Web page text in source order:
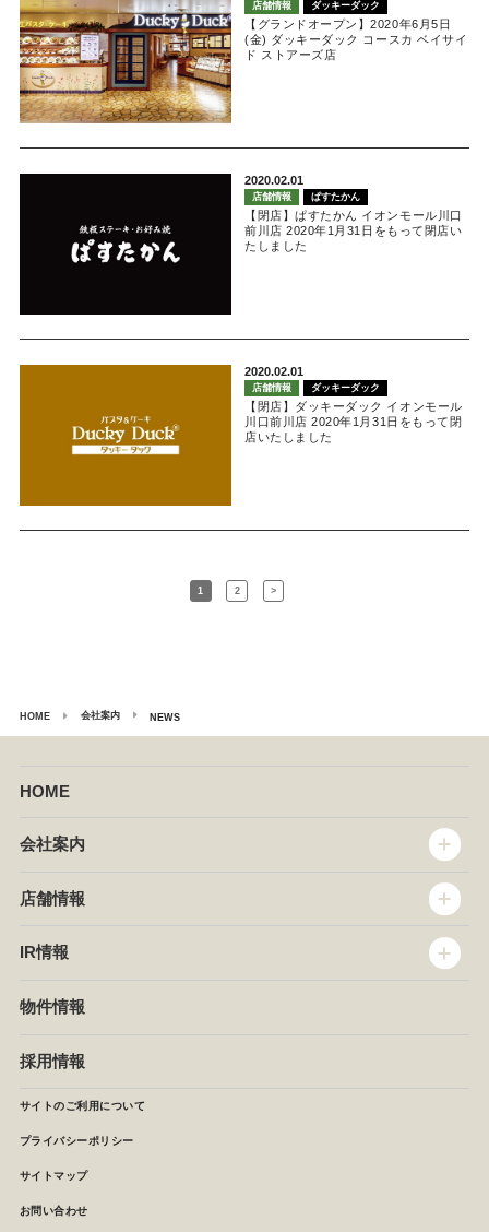
店舗情報 ダッキーダック
【グランドオープン】2020年6月5日
(金) ダッキーダック コースカ ベイサイ
ド ストアーズ店
2020.02.01
店舗情報 ぱすたかん
【閉店】ぱすたかん イオンモール川口
前川店 2020年1月31日をもって閉店い
たしました
2020.02.01
店舗情報 ダッキーダック
【閉店】ダッキーダック イオンモール
川口前川店 2020年1月31日をもって閉
店いたしました
1 2 >
HOME 会社案内 NEWS
HOME
会社案内
企業情報
セントラルキッチン
NEWS
店舗情報
椿屋珈琲
イタリアンダイニングDONA
店舗検索
IR情報
IRニュース
月次報告
決算短信
株主の皆様へ
よくあるご質問 (株主優待制度)
物件情報
採用情報
サイトのご利用について
プライバシーポリシー
サイトマップ
お問い合わせ